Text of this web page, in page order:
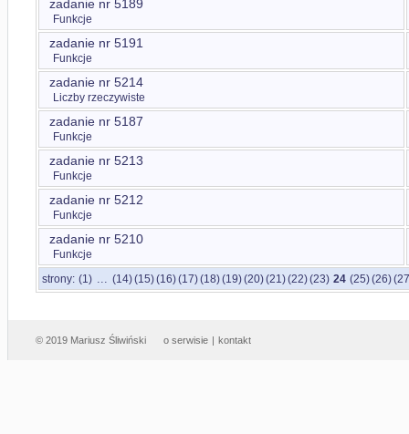
zadanie nr 5189
Funkcje
zadanie nr 5191
Funkcje
zadanie nr 5214
Liczby rzeczywiste
zadanie nr 5187
Funkcje
zadanie nr 5213
Funkcje
zadanie nr 5212
Funkcje
zadanie nr 5210
Funkcje
strony: (1) ... (14)(15)(16)(17)(18)(19)(20)(21)(22)(23) 24 (25)(26)
© 2019 Mariusz Śliwiński o serwisie | kontakt